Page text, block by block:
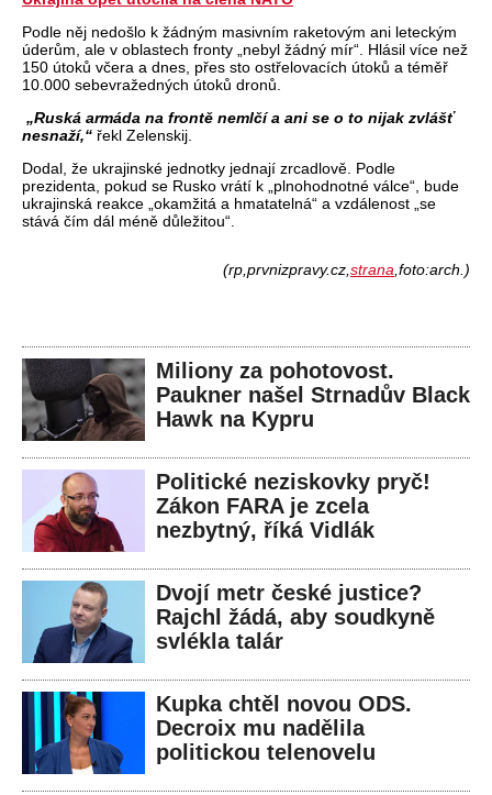
Podle něj nedošlo k žádným masivním raketovým ani leteckým
úderům, ale v oblastech fronty „nebyl žádný mír“. Hlásil více než
150 útoků včera a dnes, přes sto ostřelovacích útoků a téměř
10.000 sebevražedných útoků dronů.
„Ruská armáda na frontě nemlčí a ani se o to nijak zvlášť
nesnaží,“ řekl Zelenskij.
Dodal, že ukrajinské jednotky jednají zrcadlově. Podle
prezidenta, pokud se Rusko vrátí k „plnohodnotné válce“, bude
ukrajinská reakce „okamžitá a hmatatelná“ a vzdálenost „se
stává čím dál méně důležitou“.
(rp,prvnizpravy.cz,strana,foto:arch.)
Miliony za pohotovost.
Paukner našel Strnadův Black
Hawk na Kypru
Politické neziskovky pryč!
Zákon FARA je zcela
nezbytný, říká Vidlák
Dvojí metr české justice?
Rajchl žádá, aby soudkyně
svlékla talár
Kupka chtěl novou ODS.
Decroix mu nadělila
politickou telenovelu